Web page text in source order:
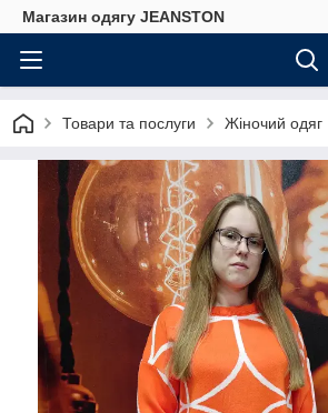
Магазин одягу JEANSTON
Товари та послуги Жіночий одяг